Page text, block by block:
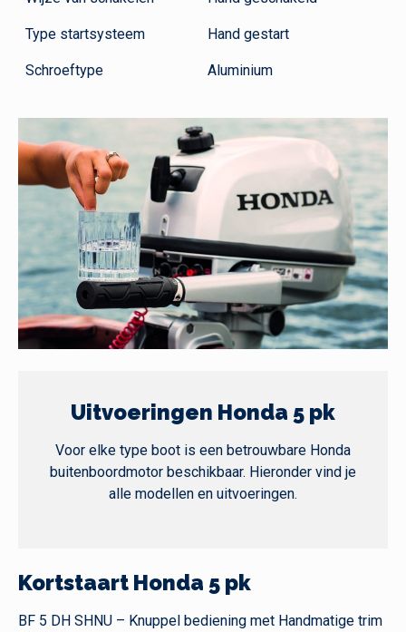
Type startsysteem Hand gestart
Schroeftype Aluminium
Uitvoeringen Honda 5 pk
Voor elke type boot is een betrouwbare Honda
buitenboordmotor beschikbaar. Hieronder vind je
alle modellen en uitvoeringen.
Kortstaart Honda 5 pk
BF 5 DH SHNU – Knuppel bediening met Handmatige trim